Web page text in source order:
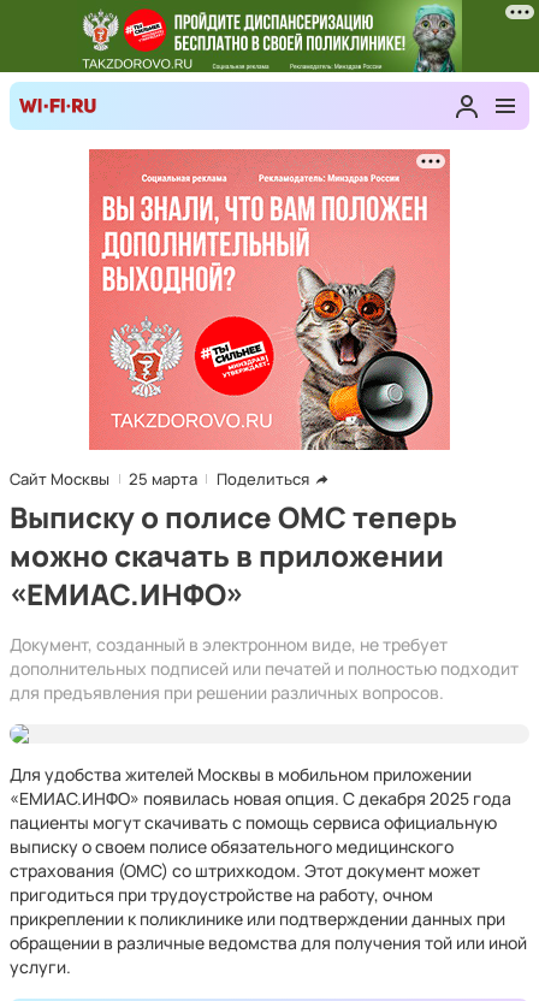
Сайт Москвы 25 марта Поделиться
Выписку о полисе ОМС теперь
можно скачать в приложении
«ЕМИАС.ИНФО»
Документ, созданный в электронном виде, не требует
дополнительных подписей или печатей и полностью подходит
для предъявления при решении различных вопросов.
Для удобства жителей Москвы в мобильном приложении
«ЕМИАС.ИНФО» появилась новая опция. С декабря 2025 года
пациенты могут скачивать с помощь сервиса официальную
выписку о своем полисе обязательного медицинского
страхования (ОМС) со штрихкодом. Этот документ может
пригодиться при трудоустройстве на работу, очном
прикреплении к поликлинике или подтверждении данных при
обращении в различные ведомства для получения той или иной
услуги.